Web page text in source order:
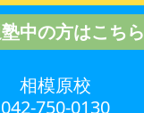
中の方はこちら
相模原校
042-750-0130